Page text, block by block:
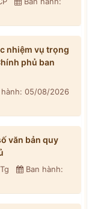
nhiệm vụ trọng
phủ ban
hành: 05/08/2026
văn bản quy
Ban hành: